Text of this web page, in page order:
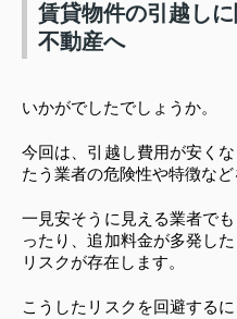
賃貸物件の引越し
不動産へ
いかがでしたでしょうか。
今回は、引越し費用が安く
たう業者の危険性や特徴など
一見安そうに見える業者で
ったり、追加料金が多発し
リスクが存在します。
こうしたリスクを回避する